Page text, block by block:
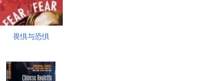
畏惧与恐惧